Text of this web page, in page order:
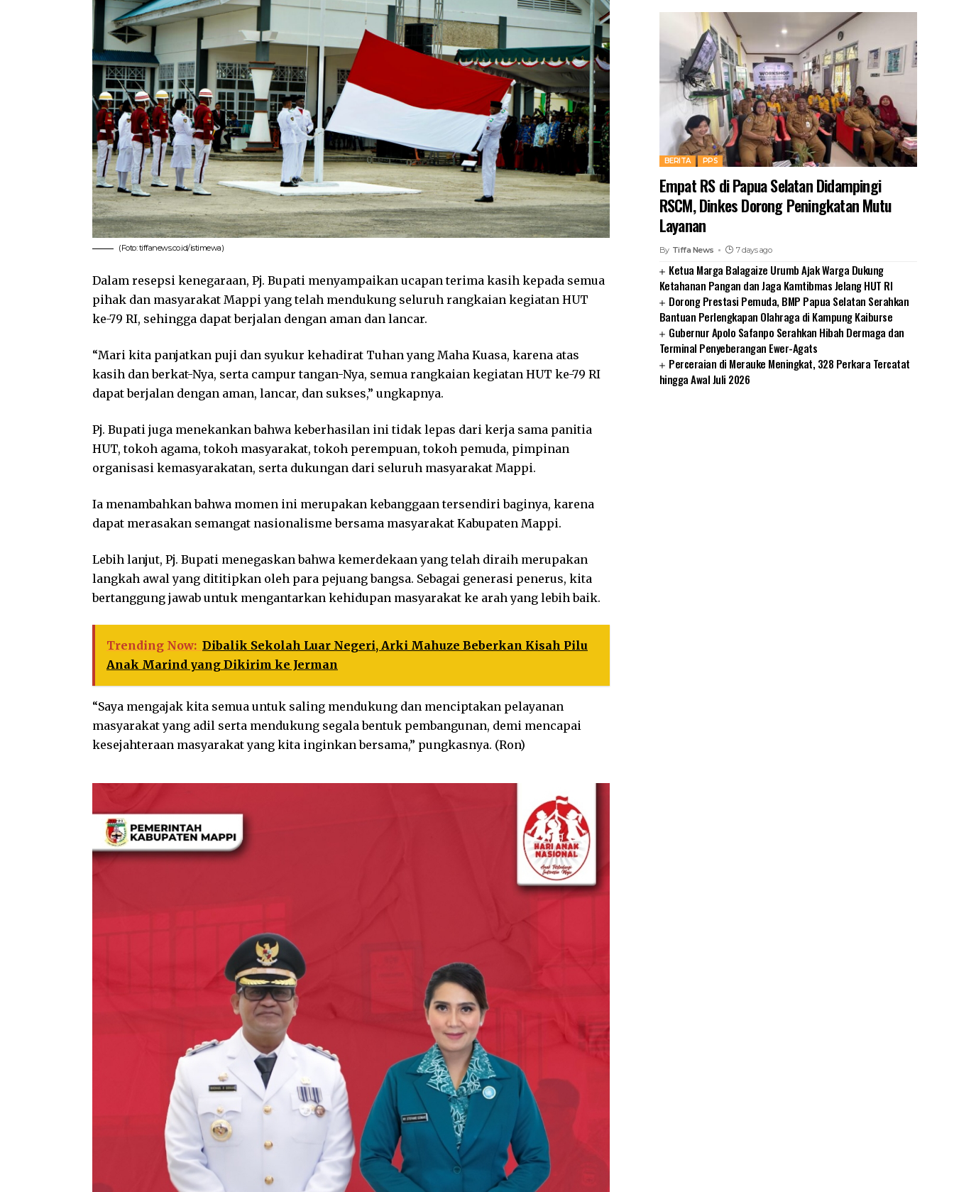
(Foto: tiffanews.co.id/istimewa)
Dalam resepsi kenegaraan, Pj. Bupati menyampaikan ucapan terima kasih kepada semua
pihak dan masyarakat Mappi yang telah mendukung seluruh rangkaian kegiatan HUT
ke-79 RI, sehingga dapat berjalan dengan aman dan lancar.
“Mari kita panjatkan puji dan syukur kehadirat Tuhan yang Maha Kuasa, karena atas
kasih dan berkat-Nya, serta campur tangan-Nya, semua rangkaian kegiatan HUT ke-79 RI
dapat berjalan dengan aman, lancar, dan sukses,” ungkapnya.
Pj. Bupati juga menekankan bahwa keberhasilan ini tidak lepas dari kerja sama panitia
HUT, tokoh agama, tokoh masyarakat, tokoh perempuan, tokoh pemuda, pimpinan
organisasi kemasyarakatan, serta dukungan dari seluruh masyarakat Mappi.
Ia menambahkan bahwa momen ini merupakan kebanggaan tersendiri baginya, karena
dapat merasakan semangat nasionalisme bersama masyarakat Kabupaten Mappi.
Lebih lanjut, Pj. Bupati menegaskan bahwa kemerdekaan yang telah diraih merupakan
langkah awal yang dititipkan oleh para pejuang bangsa. Sebagai generasi penerus, kita
bertanggung jawab untuk mengantarkan kehidupan masyarakat ke arah yang lebih baik.
Trending Now: Dibalik Sekolah Luar Negeri, Arki Mahuze Beberkan Kisah Pilu
Anak Marind yang Dikirim ke Jerman
“Saya mengajak kita semua untuk saling mendukung dan menciptakan pelayanan
masyarakat yang adil serta mendukung segala bentuk pembangunan, demi mencapai
kesejahteraan masyarakat yang kita inginkan bersama,” pungkasnya. (Ron)
BERITA PPS
Empat RS di Papua Selatan Didampingi
RSCM, Dinkes Dorong Peningkatan Mutu
Layanan
By Tiffa News 7 days ago
Ketua Marga Balagaize Urumb Ajak Warga Dukung
Ketahanan Pangan dan Jaga Kamtibmas Jelang HUT RI
Dorong Prestasi Pemuda, BMP Papua Selatan Serahkan
Bantuan Perlengkapan Olahraga di Kampung Kaiburse
Gubernur Apolo Safanpo Serahkan Hibah Dermaga dan
Terminal Penyeberangan Ewer-Agats
Perceraian di Merauke Meningkat, 328 Perkara Tercatat
hingga Awal Juli 2026